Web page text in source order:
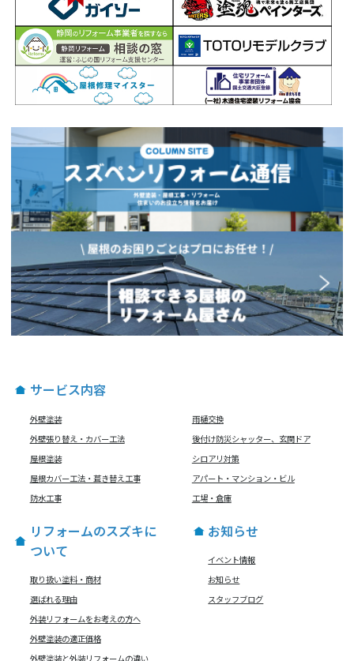
サービス内容
外壁塗装
外壁張り替え・カバー工法
屋根塗装
屋根カバー工法・葺き替え工事
防水工事
雨樋交換
後付け防災シャッター、玄関ドア
シロアリ対策
アパート・マンション・ビル
工場・倉庫
リフォームのスズキに
ついて
取り扱い塗料・商材
選ばれる理由
外装リフォームをお考えの方へ
外壁塗装の適正価格
外壁塗装と外装リフォームの違い
お知らせ
イベント情報
お知らせ
スタッフブログ